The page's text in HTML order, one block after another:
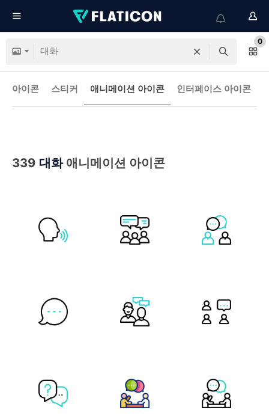
0
아이콘 스티커 애니메이션 아이콘 인터페이스 아이콘
339 대화애니메이션 아이콘